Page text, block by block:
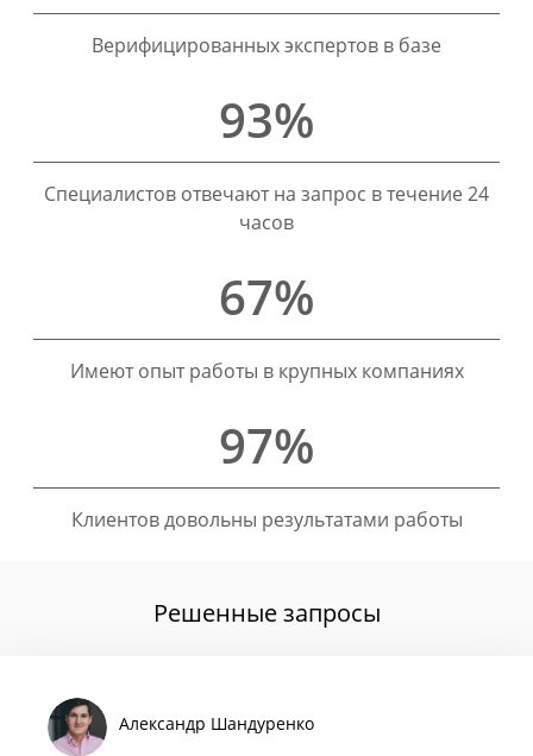
Верифицированных экспертов в базе
93%
Специалистов отвечают на запрос в течение 24
часов
67%
Имеют опыт работы в крупных компаниях
97%
Клиентов довольны результатами работы
Решенные запросы
Александр Шандуренко